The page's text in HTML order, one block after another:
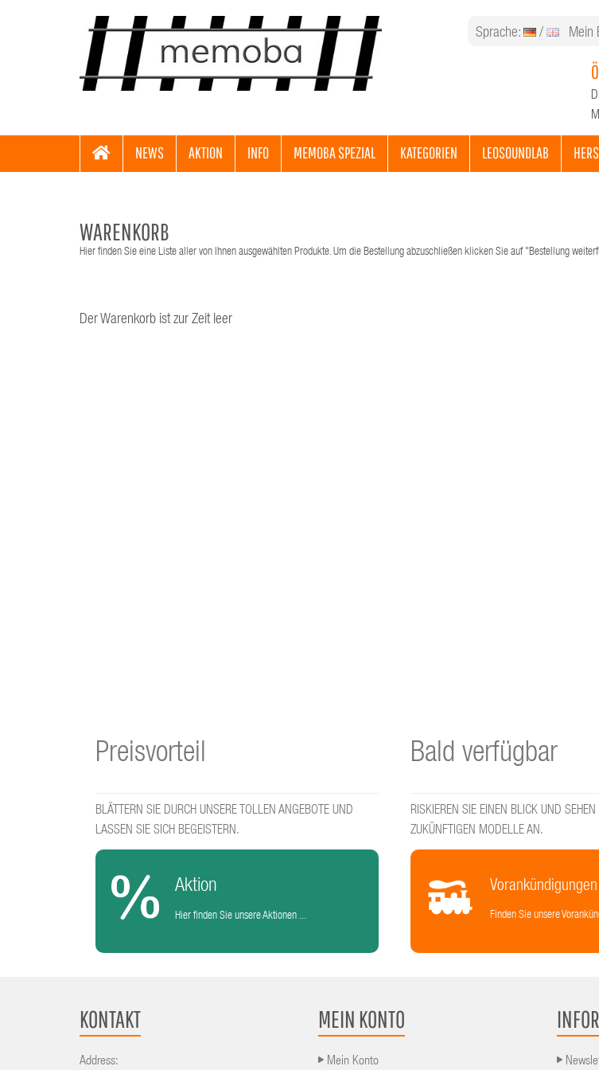
Sprache: / Mein
NEWS AKTION INFO MEMOBA SPEZIAL KATEGORIEN LEOSOUNDLAB
WARENKORB
Hier finden Sie eine Liste aller von Ihnen ausgewählten Produkte. Um die Bestellung abzuschließen klicken Sie auf "Bestellung
Der Warenkorb ist zur Zeit leer
Preisvorteil Bald verfügbar
BLÄTTERN SIE DURCH UNSERE TOLLEN ANGEBOTE UND
LASSEN SIE SICH BEGEISTERN.
RISKIEREN SIE EINEN BLICK UND
ZUKÜNFTIGEN MODELLE AN.
Aktion
Hier finden Sie unsere Aktionen ...
Vorankündigungen
Finden Sie unsere
KONTAKT
Address:
MEIN KONTO
Mein Konto